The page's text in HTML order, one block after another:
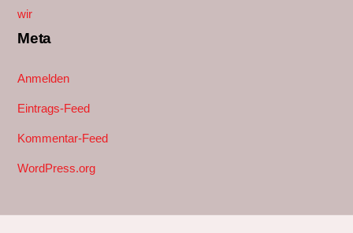
wir
Meta
Anmelden
Eintrags-Feed
Kommentar-Feed
WordPress.org